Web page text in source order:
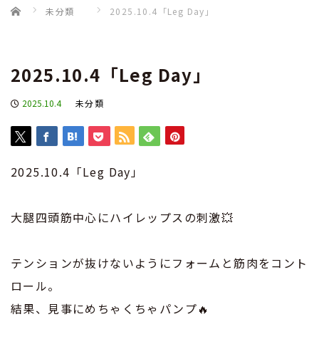
Home 未分類 2025.10.4「Leg Day」
2025.10.4「Leg Day」
2025.10.4 未分類
2025.10.4「Leg Day」
大腿四頭筋中心にハイレップスの刺激💥
テンションが抜けないようにフォームと筋肉をコント
ロール。
結果、見事にめちゃくちゃパンプ🔥